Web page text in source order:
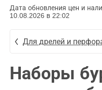
Дата обновления цен и
10.08.2026 в 22:02
Для дрелей и
Наборы